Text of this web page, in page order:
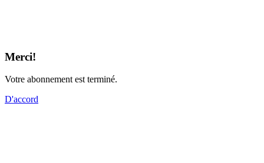
Merci!
Votre abonnement est terminé.
D'accord